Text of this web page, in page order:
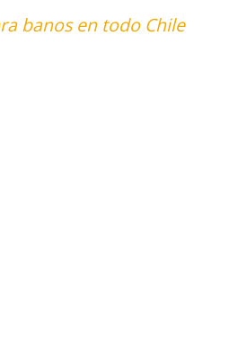
banos en todo Chile